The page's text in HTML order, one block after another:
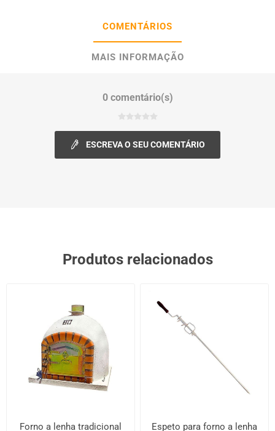
COMENTÁRIOS
MAIS INFORMAÇÃO
0 comentário(s)
ESCREVA O SEU COMENTÁRIO
Produtos relacionados
Forno a lenha tradicional
Espeto para forno a lenha